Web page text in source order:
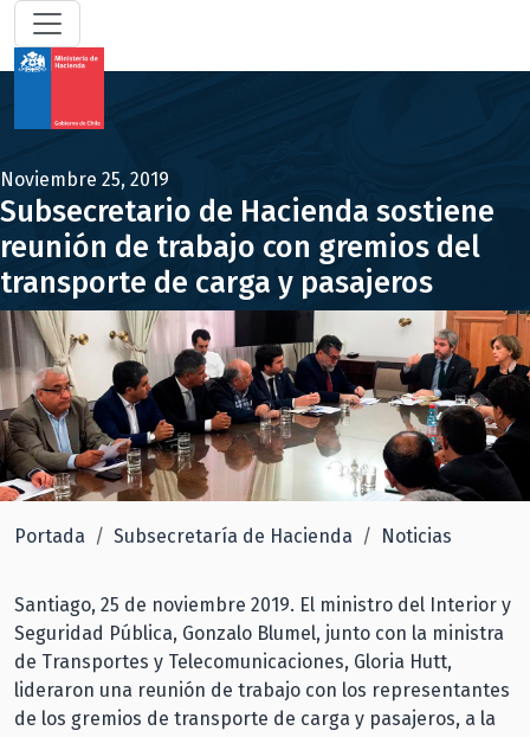
Noviembre 25, 2019
Subsecretario de Hacienda sostiene
reunión de trabajo con gremios del
transporte de carga y pasajeros
Portada Subsecretaría de Hacienda Noticias
Santiago, 25 de noviembre 2019. El ministro del Interior y
Seguridad Pública, Gonzalo Blumel, junto con la ministra
de Transportes y Telecomunicaciones, Gloria Hutt,
lideraron una reunión de trabajo con los representantes
de los gremios de transporte de carga y pasajeros, a la